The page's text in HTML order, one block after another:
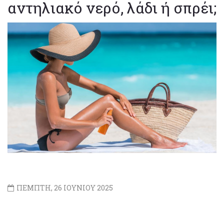
αντηλιακό νερό, λάδι ή σπρέι;
ΠΕΜΠΤΗ, 26 ΙΟΥΝΙΟΥ 2025